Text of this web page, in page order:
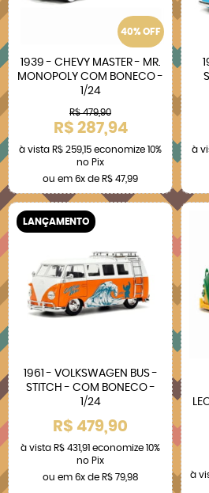
40% OFF
1939 - CHEVY MASTER - MR.
MONOPOLY COM BONECO -
1/24
R$ 479,90
R$ 287,94
à vista R$ 259,15 economize 10%
no Pix
ou em 6x de R$ 47,99
à
LANÇAMENTO
1961 - VOLKSWAGEN BUS -
STITCH - COM BONECO -
1/24
R$ 479,90
à vista R$ 431,91 economize 10%
no Pix
ou em 6xde R$ 79,98 à